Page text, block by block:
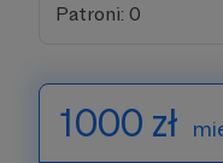
Patroni: 0
1000 zł